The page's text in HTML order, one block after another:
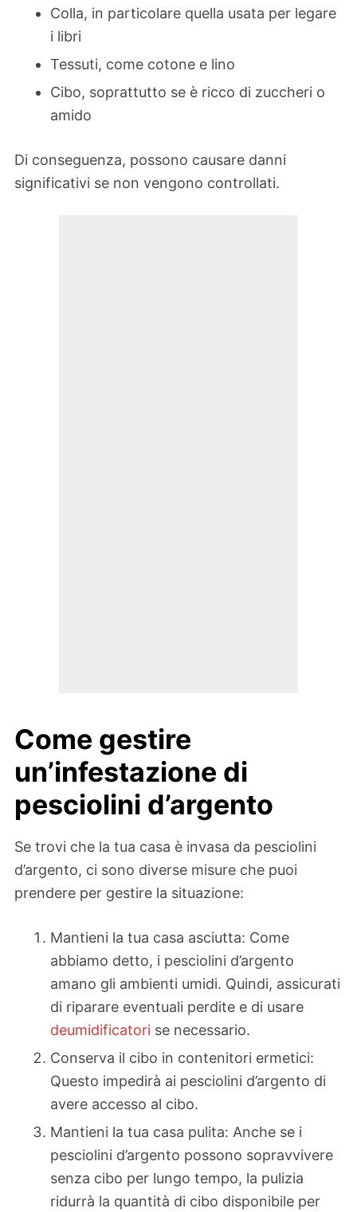
Colla, in particolare quella usata per legare
i libri
Tessuti, come cotone e lino
Cibo, soprattutto se è ricco di zuccheri o
amido
Di conseguenza, possono causare danni
significativi se non vengono controllati.
Come gestire
un’infestazione di
pesciolini d’argento
Se trovi che la tua casa è invasa da pesciolini
d’argento, ci sono diverse misure che puoi
prendere per gestire la situazione:
Mantieni la tua casa asciutta: Come
abbiamo detto, i pesciolini d’argento
amano gli ambienti umidi. Quindi, assicurati
di riparare eventuali perdite e di usare
deumidificatori se necessario.
Conserva il cibo in contenitori ermetici:
Questo impedirà ai pesciolini d’argento di
avere accesso al cibo.
Mantieni la tua casa pulita: Anche se i
pesciolini d’argento possono sopravvivere
senza cibo per lungo tempo, la pulizia
ridurrà la quantità di cibo disponibile per